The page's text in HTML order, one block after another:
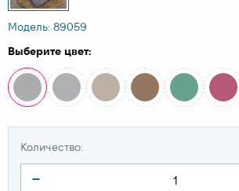
Модель: 89059
Выберите цвет:
Количество: